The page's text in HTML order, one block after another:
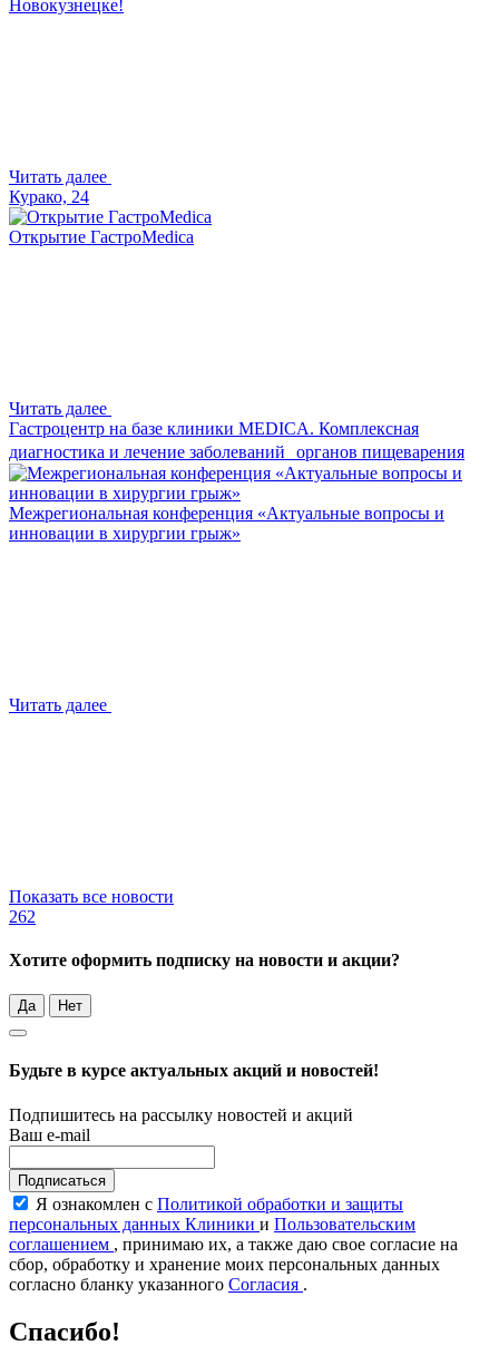
Новокузнецке!
Читать далее
Курако, 24
Открытие ГастроMedica
Читать далее
Гастроцентр на базе клиники MEDICA. Комплексная
диагностика и лечение заболеваний органов пищеварения
Межрегиональная конференция «Актуальные вопросы и
инновации в хирургии грыж»
Читать далее
Показать все новости
262
Хотите оформить подписку на новости и акции?
Да Нет
Будьте в курсе актуальных акций и новостей!
Подпишитесь на рассылку новостей и акций
Ваш e-mail
Подписаться
Я ознакомлен с Политикой обработки и защиты
персональных данных Клиники и Пользовательским
соглашением , принимаю их, а также даю свое согласие на
сбор, обработку и хранение моих персональных данных
согласно бланку указанного Согласия .
Спасибо!